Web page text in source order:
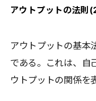
アウトプットの法則
アウトプットの基本
である。これは、自
ウトプットの関係を